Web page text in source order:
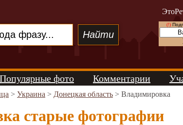
(!)
Популярные фото Комментарии
> Украина > Донецкая область > Владимировка
старые фотографии